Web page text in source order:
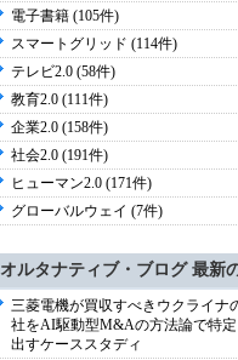
電子書籍 (105件)
スマートグリッド (114件)
テレビ2.0 (58件)
教育2.0 (111件)
企業2.0 (158件)
社会2.0 (191件)
ヒューマン2.0 (171件)
グローバルウェイ (7件)
オルタナティブ・ブログ 最新
三菱電機が買収すべきウクライナ
社をAI駆動型M&Aの方法論で特定
出すケーススタディ